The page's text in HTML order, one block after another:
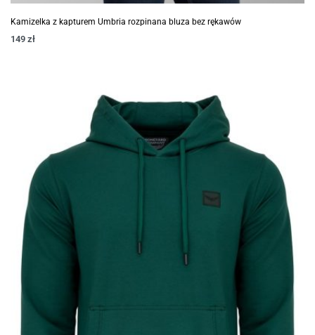
Kamizelka z kapturem Umbria rozpinana bluza bez rękawów
149 zł